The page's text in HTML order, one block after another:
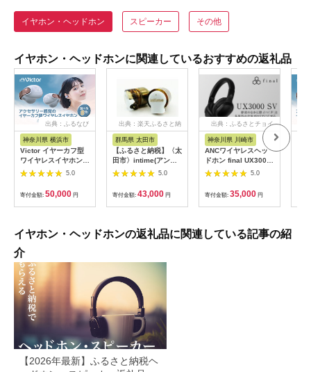
イヤホン・ヘッドホン スピーカー その他
イヤホン・ヘッドホンに関連しているおすすめの返礼品
出典：ふるなび
神奈川県 横浜市
Victor イヤーカフ型
ワイヤレスイヤホン
HA-NP1T-W オフホワ
イト イヤホン
AJZ0014VC05
5.0
寄付金額: 50,000 円
出典：楽天ふるさと納
群馬県 太田市
【ふるさと納税】〈太
田市〉intime(アンテ
ィーム)雅MarkII
Type-P【1461142】
5.0
寄付金額: 43,000 円
出典：ふるさとチョイ
神奈川県 川崎市
ANCワイヤレスヘッ
ドホン final UX3000
SV シリーズ最新/ノイ
ズキャンセリング/ノ
イキャン/ANC/マイク
付き
5.0
寄付金額: 35,000 円
イヤホン・ヘッドホンの返礼品に関連している記事の紹
介
【2026年最新】ふるさと納税ヘ